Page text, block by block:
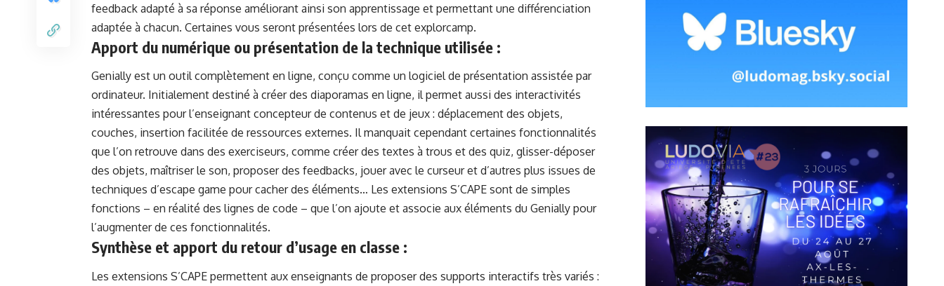
feedback adapté à sa réponse améliorant ainsi son apprentissage et permettant une différenciation
adaptée à chacun. Certaines vous seront présentées lors de cet explorcamp.
Apport du numérique ou présentation de la technique utilisée :
Genially est un outil complètement en ligne, conçu comme un logiciel de présentation assistée par
ordinateur. Initialement destiné à créer des diaporamas en ligne, il permet aussi des interactivités
intéressantes pour l’enseignant concepteur de contenus et de jeux : déplacement des objets,
couches, insertion facilitée de ressources externes. Il manquait cependant certaines fonctionnalités
que l’on retrouve dans des exerciseurs, comme créer des textes à trous et des quiz, glisser-déposer
des objets, maîtriser le son, proposer des feedbacks, jouer avec le curseur et d’autres plus issues de
techniques d’escape game pour cacher des éléments… Les extensions S’CAPE sont de simples
fonctions – en réalité des lignes de code – que l’on ajoute et associe aux éléments du Genially pour
l’augmenter de ces fonctionnalités.
Synthèse et apport du retour d’usage en classe :
Les extensions S’CAPE permettent aux enseignants de proposer des supports interactifs très variés :